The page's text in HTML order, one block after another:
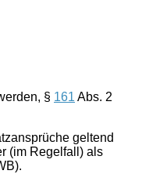
§ 161Abs. 2
geltend
(im Regelfall) als